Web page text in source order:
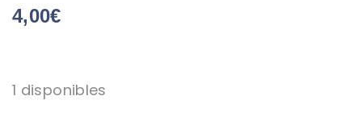
4,00€
1 disponibles